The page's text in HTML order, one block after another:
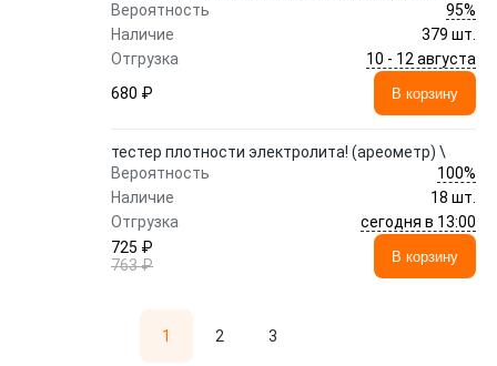
Вероятность
95%
Наличие
379 шт.
Отгрузка
10 - 12 августа
680 ₽
В корзину
тестер плотности электролита! (ареометр) \
Вероятность
100%
Наличие
18 шт.
Отгрузка
сегодня в 13:00
725 ₽
763 ₽
В корзину
1 2 3